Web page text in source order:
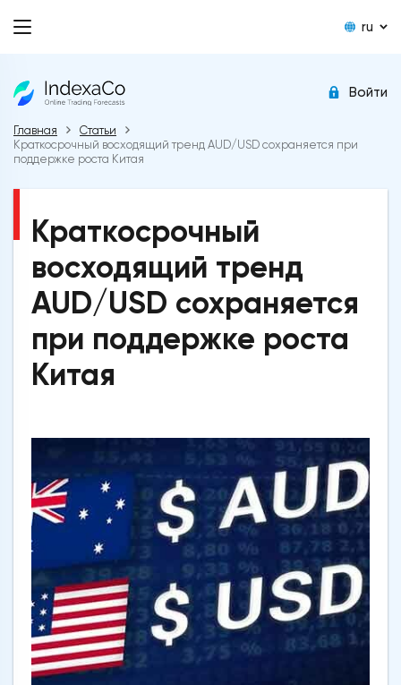
ru
Войти
Главная
Статьи
Краткосрочный восходящий тренд AUD/USD сохраняется при
поддержке роста Китая
Краткосрочный
восходящий тренд
AUD/USD сохраняется
при поддержке роста
Китая